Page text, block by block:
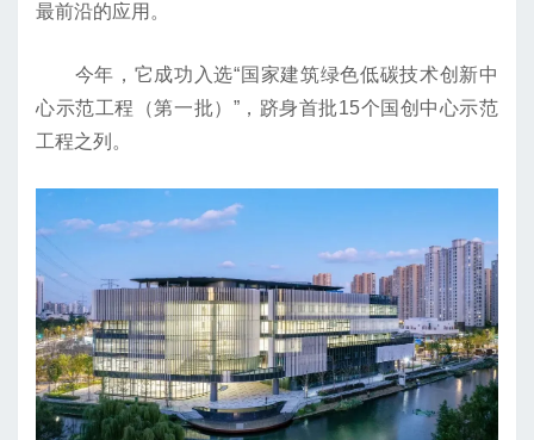
最前沿的应用。
今年，它成功入选“国家建筑绿色低碳技术创新中
心示范工程（第一批）”，跻身首批15个国创中心示范
工程之列。